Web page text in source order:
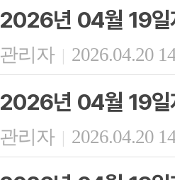
2026년 04월 19일
관리자 | 2026.04.20
2026년 04월 19일
관리자 | 2026.04.20